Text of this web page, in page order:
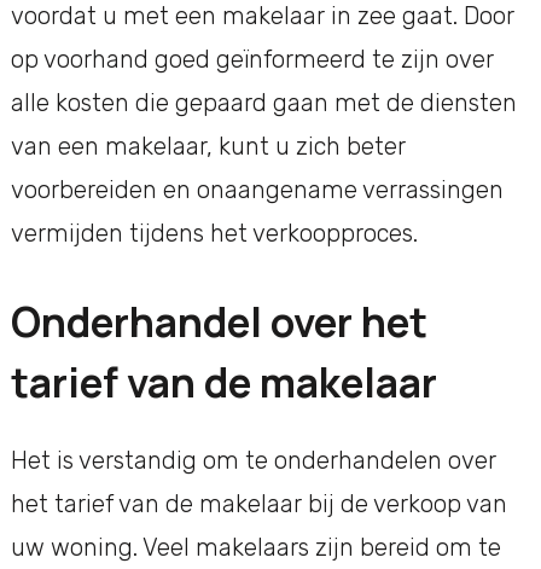
voordat u met een makelaar in zee gaat. Door
op voorhand goed geïnformeerd te zijn over
alle kosten die gepaard gaan met de diensten
van een makelaar, kunt u zich beter
voorbereiden en onaangename verrassingen
vermijden tijdens het verkoopproces.
Onderhandel over het
tarief van de makelaar
Het is verstandig om te onderhandelen over
het tarief van de makelaar bij de verkoop van
uw woning. Veel makelaars zijn bereid om te